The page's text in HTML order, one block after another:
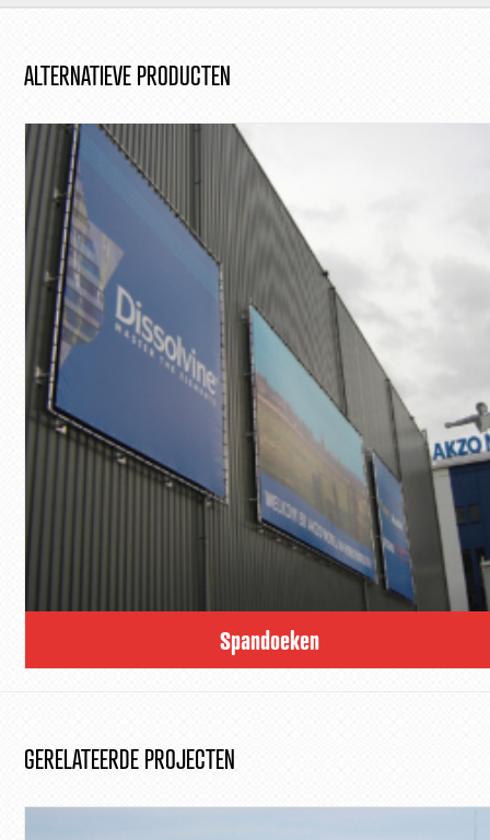
ALTERNATIEVE PRODUCTEN
Spandoeken
GERELATEERDE PROJECTEN